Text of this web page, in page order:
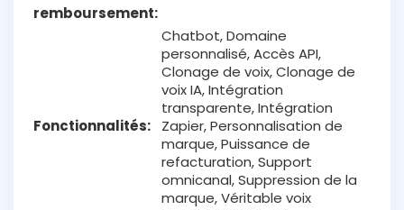
remboursement
Fonctionnalités
Chatbot, Domaine
personnalisé, Accès API,
Clonage de voix, Clonage de
voix IA, Intégration
transparente, Intégration
Zapier, Personnalisation de
marque, Puissance de
refacturation, Support
omnicanal, Suppression de la
marque, Véritable voix